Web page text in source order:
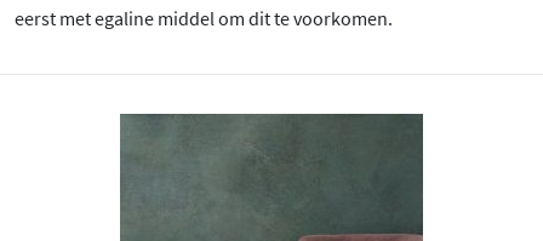
eerst met egaline middel om dit te voorkomen.